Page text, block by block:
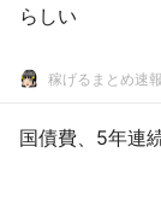
らしい
稼げるまとめ速報
国債費、5年連